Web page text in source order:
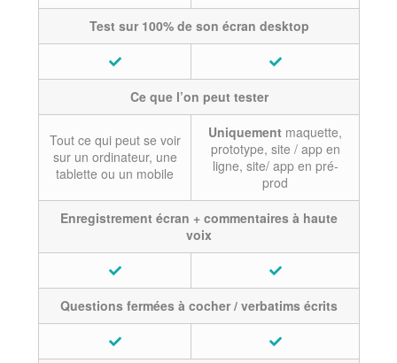
Test sur 100% de son écran desktop
Ce que l’on peut tester
Tout ce qui peut se voir
sur un ordinateur, une
tablette ou un mobile
Uniquement maquette,
prototype, site / app en
ligne, site/ app en pré-
prod
Enregistrement écran + commentaires à haute
voix
Questions fermées à cocher / verbatims écrits